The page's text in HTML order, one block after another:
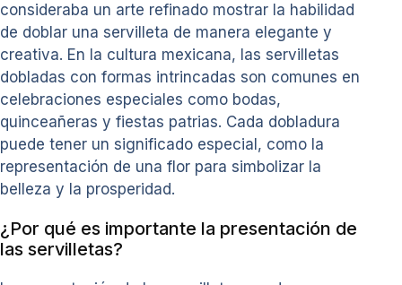
consideraba un arte refinado mostrar la habilidad
de doblar una servilleta de manera elegante y
creativa. En la cultura mexicana, las servilletas
dobladas con formas intrincadas son comunes en
celebraciones especiales como bodas,
quinceañeras y fiestas patrias. Cada dobladura
puede tener un significado especial, como la
representación de una flor para simbolizar la
belleza y la prosperidad.
¿Por qué es importante la presentación de
las servilletas?